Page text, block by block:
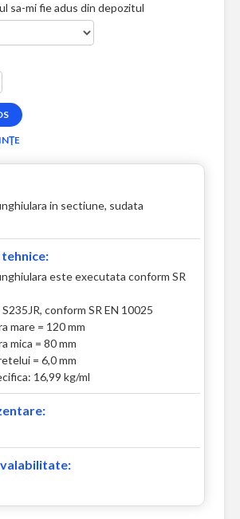
sa-mi fie adus din depozitul
in sectiune, sudata
este executata conform SR
conform SR EN 10025
mare = 120 mm
mica = 80 mm
= 6,0 mm
16,99 kg/ml
valabilitate: